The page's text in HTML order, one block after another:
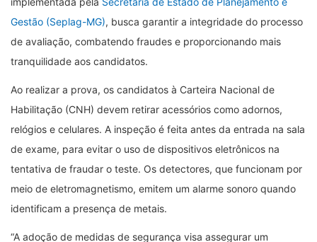
Gestão (Seplag-MG), busca garantir a integridade do processo
de avaliação, combatendo fraudes e proporcionando mais
tranquilidade aos candidatos.
Ao realizar a prova, os candidatos à Carteira Nacional de
Habilitação (CNH) devem retirar acessórios como adornos,
relógios e celulares. A inspeção é feita antes da entrada na sala
de exame, para evitar o uso de dispositivos eletrônicos na
tentativa de fraudar o teste. Os detectores, que funcionam por
meio de eletromagnetismo, emitem um alarme sonoro quando
identificam a presença de metais.
“A adoção de medidas de segurança visa assegurar um